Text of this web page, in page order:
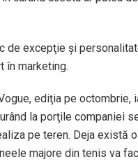
de excepţie şi
în marketing.
ediţia pe
la porţile companiei
pe teren. Deja există
majore din tenis va